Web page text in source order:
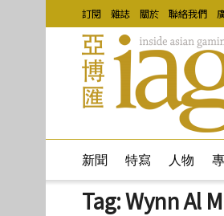
訂閱 雜誌 關於 聯絡我們
新聞 特寫 人物
Tag:Wynn Al